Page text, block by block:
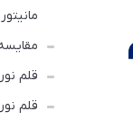
مانیتور
قلم
قلم